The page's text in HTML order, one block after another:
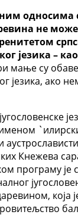
односима
не може
језика –
мање су
језика, ако
Кнежева
програму
која